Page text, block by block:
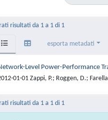
risultati da 1 a 1 di 1
esporta metadati
Level Power-Performance
01-01 Zappi, P.; Roggen, D.;
risultati da 1 a 1 di 1